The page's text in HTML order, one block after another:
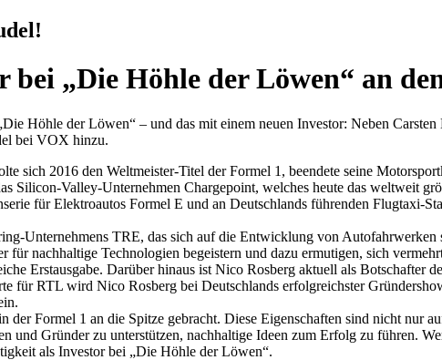
bei „Die Höhle der Löwen“ an
Höhle der Löwen“ – und das mit einem neuen Investor: Neben
bei VOX hinzu.
sich 2016 den Weltmeister-Titel der Formel 1, beendete seine
Silicon-Valley-Unternehmen Chargepoint, welches heute das weltweit
für Elektroautos Formel E und an Deutschlands führenden Flugtaxi-
Unternehmens TRE, das sich auf die Entwicklung von
nachhaltige Technologien begeistern und dazu ermutigen, sich
Erstausgabe. Darüber hinaus ist Nico Rosberg aktuell als Botschafter
für RTL wird Nico Rosberg bei Deutschlands erfolgreichster
Formel 1 an die Spitze gebracht. Diese Eigenschaften sind nicht nur
und Gründer zu unterstützen, nachhaltige Ideen zum Erfolg zu führen.
als Investor bei „Die Höhle der Löwen“.